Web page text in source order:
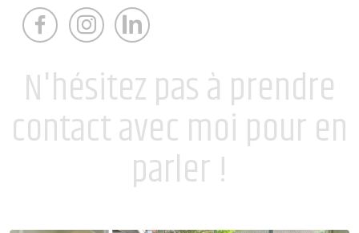
N'hésitez pas à prendre
contact avec moi pour en
parler !